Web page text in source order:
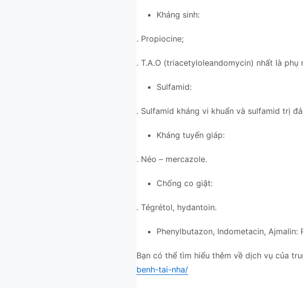
Kháng sinh:
. Propiocine;
. T.A.O (triacetyloleandomycin) nhất là
Sulfamid:
. Sulfamid kháng vi khuẩn và sulfamid trị
Kháng tuyến giáp:
. Néo – mercazole.
Chống co giật:
. Tégrétol, hydantoin.
Phenylbutazon, Indometacin, Ajmalin:
Bạn có thể tìm hiểu thêm về dịch vụ của
benh-tai-nha/